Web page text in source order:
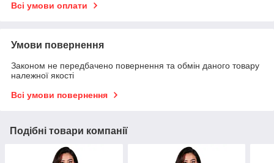
Всі умови оплати
Умови повернення
Законом не передбачено повернення та обмін даного товару
належної якості
Всі умови повернення
Подібні товари компанії